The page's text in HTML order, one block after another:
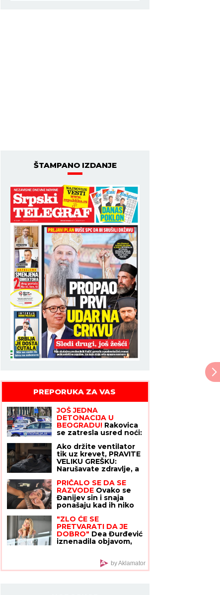
ŠTAMPANO IZDANJE
PREPORUKA ZA VAS
JOŠ JEDNA
DETONACIJA U
BEOGRADU! Rakovica
se zatresla usred noći:
policija traga za
počiniocem
Ako držite ventilator
tik uz krevet, PRAVITE
VELIKU GREŠKU:
Narušavate zdravlje, a
- OVO DUGME malo ko
koristi, a pravi najveću
razliku
PRIČALO SE DA SE
RAZVODE Ovako se
Đanijev sin i snaja
ponašaju kad ih niko
objavila fotografiju sa
suprugom, jedan
detalj jasno otkriva u
kakvom su braku
"ZLO ĆE SE
PRETVARATI DA JE
DOBRO" Dea Đurđević
iznenadila objavom,
zlo, veruj da je zlo"by Aklamator